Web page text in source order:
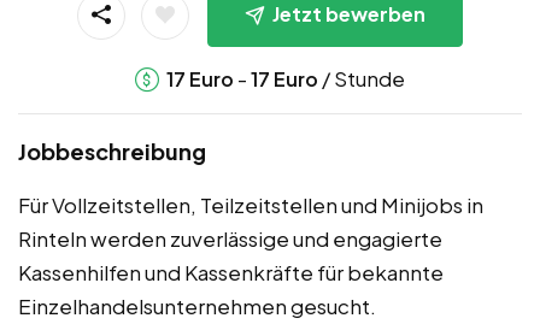
Jetzt bewerben
17 Euro -17 Euro / Stunde
Jobbeschreibung
Für Vollzeitstellen, Teilzeitstellen und Minijobs in
Rinteln werden zuverlässige und engagierte
Kassenhilfen und Kassenkräfte für bekannte
Einzelhandelsunternehmen gesucht.